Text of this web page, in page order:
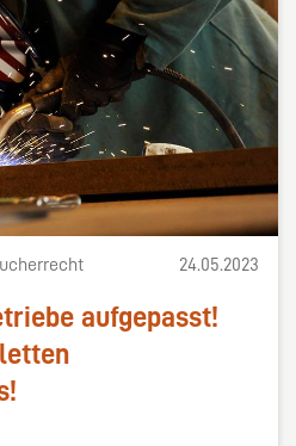
24.05.2023
aufgepasst!